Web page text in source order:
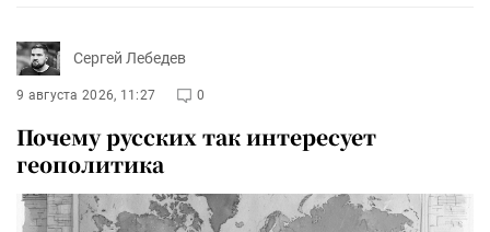
Сергей Лебедев
9 августа 2026, 11:27 0
Почему русских так интересует
геополитика